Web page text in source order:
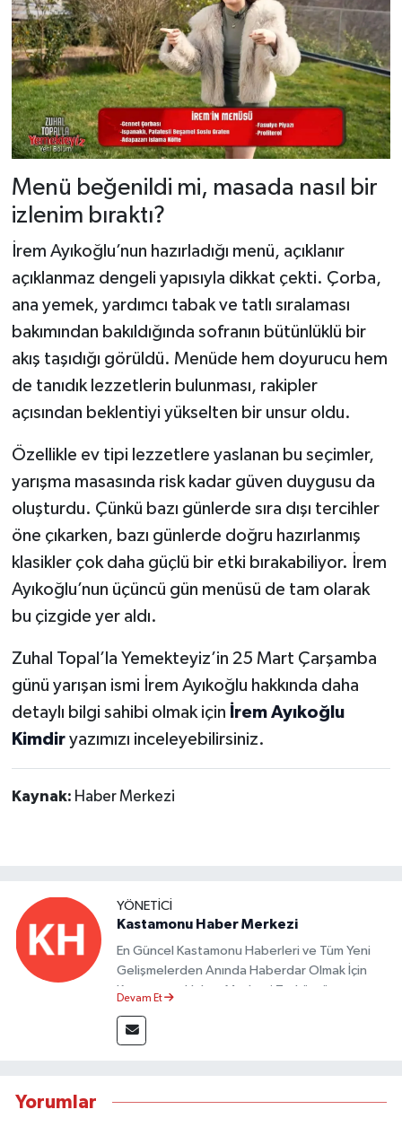
Menü beğenildi mi, masada nasıl bir
izlenim bıraktı?
İrem Ayıkoğlu’nun hazırladığı menü, açıklanır
açıklanmaz dengeli yapısıyla dikkat çekti. Çorba,
ana yemek, yardımcı tabak ve tatlı sıralaması
bakımından bakıldığında sofranın bütünlüklü bir
akış taşıdığı görüldü. Menüde hem doyurucu hem
de tanıdık lezzetlerin bulunması, rakipler
açısından beklentiyi yükselten bir unsur oldu.
Özellikle ev tipi lezzetlere yaslanan bu seçimler,
yarışma masasında risk kadar güven duygusu da
oluşturdu. Çünkü bazı günlerde sıra dışı tercihler
öne çıkarken, bazı günlerde doğru hazırlanmış
klasikler çok daha güçlü bir etki bırakabiliyor. İrem
Ayıkoğlu’nun üçüncü gün menüsü de tam olarak
bu çizgide yer aldı.
Zuhal Topal’la Yemekteyiz’in 25 Mart Çarşamba
günü yarışan ismi İrem Ayıkoğlu hakkında daha
detaylı bilgi sahibi olmak için İrem Ayıkoğlu
Kimdiryazımızı inceleyebilirsiniz.
Kaynak: Haber Merkezi
YÖNETICI
Kastamonu Haber Merkezi
En Güncel Kastamonu Haberleri ve Tüm Yeni
Gelişmelerden Anında Haberdar Olmak İçin
Kastamonu Haber Merkezi Taşköprü
Devam Et
Yorumlar